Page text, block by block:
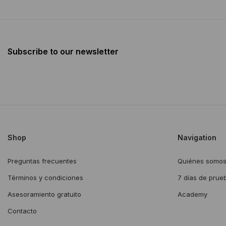
Subscribe to our newsletter
Shop
Preguntas frecuentes
Términos y condiciones
Asesoramiento gratuito
Contacto
Navigation
Quiénes somos
7 días de
Academy